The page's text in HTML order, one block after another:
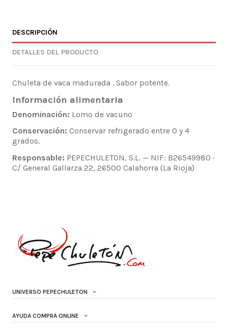
DESCRIPCIÓN
DETALLES DEL PRODUCTO
Chuleta de vaca madurada . Sabor potente.
Información alimentaria
Denominación: Lomo de vacuno
Conservación: Conservar refrigerado entre 0 y 4
grados.
Responsable: PEPECHULETON, S.L. — NIF: B26549980 ·
C/ General Gallarza 22, 26500 Calahorra (La Rioja)
UNIVERSO PEPECHULETON
AYUDA COMPRA ONLINE